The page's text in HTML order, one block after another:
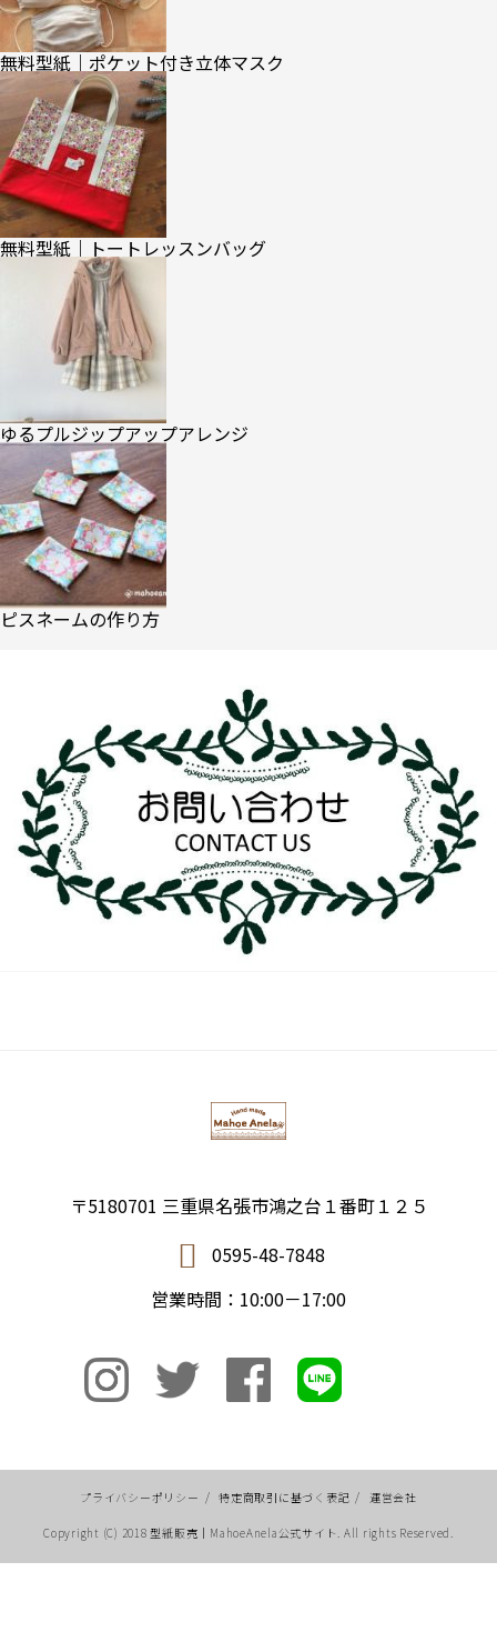
無料型紙｜ポケット付き立体マスク
無料型紙｜トートレッスンバッグ
ゆるプルジップアップアレンジ
ピスネームの作り方
〒5180701 三重県名張市鴻之台１番町１２５
0595-48-7848
営業時間：10:00－17:00
プライバシーポリシー / 特定商取引に基づく表記 / 運営会社
Copyright (C) 2018 型紙販売｜MahoeAnela公式サイト. All rights Reserved.